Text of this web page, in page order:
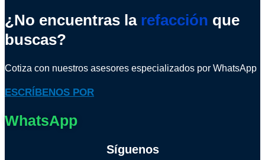
¿No encuentras la refacción que
buscas?
Cotiza con nuestros asesores especializados por WhatsApp
ESCRÍBENOS POR
WhatsApp
Síguenos